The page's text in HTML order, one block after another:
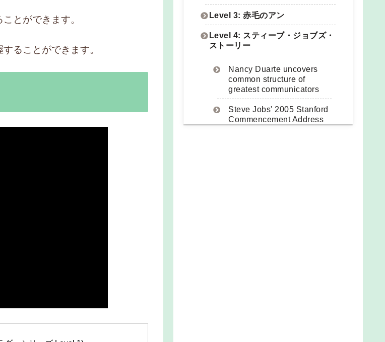
とができます。
ることができます。
Level 3: 赤毛のアン
Level 4: スティーブ・ジョブズ・
ストーリー
Nancy Duarte uncovers
common structure of
greatest communicators
Steve Jobs' 2005 Stanford
Commencement Address